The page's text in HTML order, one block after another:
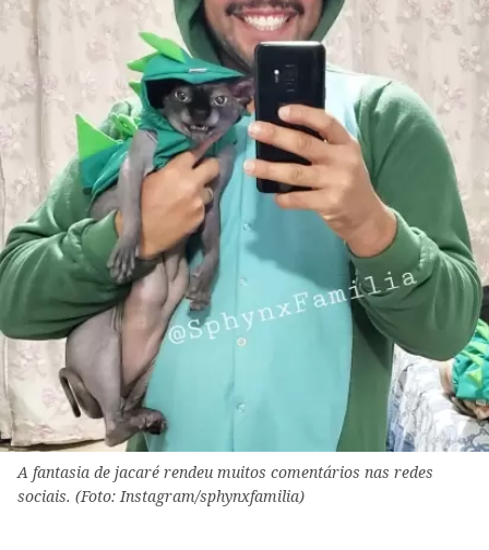
A fantasia de jacaré rendeu muitos comentários nas redes
sociais. (Foto: Instagram/sphynxfamilia)